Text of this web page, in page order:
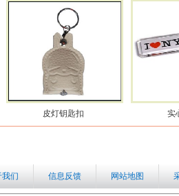
皮灯钥匙扣 实
我们 信息反馈 网站地图